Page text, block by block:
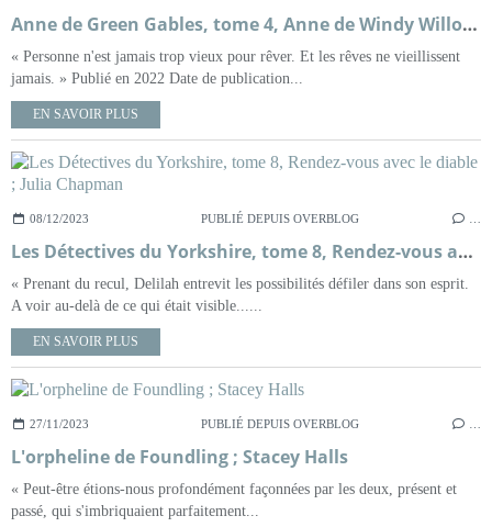
Anne de Green Gables, tome 4, Anne de Windy Willows ; Lucy Maud Montgomery
« Personne n'est jamais trop vieux pour rêver. Et les rêves ne vieillissent
jamais. » Publié en 2022 Date de publication...
EN SAVOIR PLUS
08/12/2023 PUBLIÉ DEPUIS OVERBLOG
Les Détectives du Yorkshire, tome 8, Rendez-vous avec le diable ; Julia Chapman
« Prenant du recul, Delilah entrevit les possibilités défiler dans son esprit.
A voir au-delà de ce qui était visible......
EN SAVOIR PLUS
27/11/2023 PUBLIÉ DEPUIS OVERBLOG
L'orpheline de Foundling ; Stacey Halls
« Peut-être étions-nous profondément façonnées par les deux, présent et
passé, qui s'imbriquaient parfaitement...